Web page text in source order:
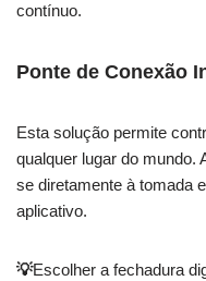
contínuo.
Ponte de Conexão
Esta solução permite
qualquer lugar do mundo.
se diretamente à tomada
aplicativo.
💡Escolher a fechadura